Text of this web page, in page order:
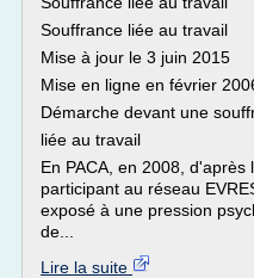
Souffrance liée au travail
Mise à jour le 3 juin 2015
Mise en ligne en février
Démarche devant une
liée au travail
En PACA, en 2008,
participant au réseau
exposé à une pression
de...
Lire la suite